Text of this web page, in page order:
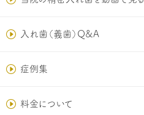
入れ歯（義歯）Q&A
症例集
料金について